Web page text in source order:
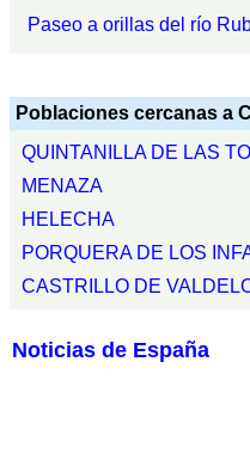
Paseo a orillas del río
Poblaciones cercanas a
QUINTANILLA DE LAS
MENAZA
HELECHA
PORQUERA DE LOS
CASTRILLO DE
Noticias de España